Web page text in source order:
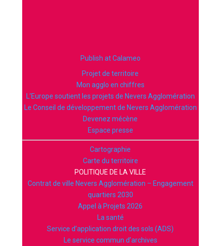
Publish at Calameo
Projet de territoire
Mon agglo en chiffres
L’Europe soutient les projets de Nevers Agglomération
Le Conseil de développement de Nevers Agglomération
Devenez mécène
Espace presse
Cartographie
Carte du territoire
POLITIQUE DE LA VILLE
Contrat de ville Nevers Agglomération – Engagement
quartiers 2030
Appel à Projets 2026
La santé
Service d’application droit des sols (ADS)
Le service commun d’archives